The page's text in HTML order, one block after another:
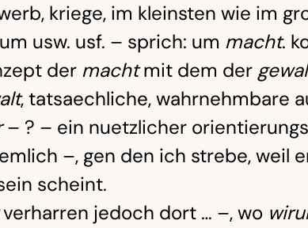
kriege, im kleinsten wie im
usw. usf. – sprich: um macht.
der machtmit dem der
, tatsaechliche, wahrnehmbare
– ? – ein nuetzlicher
–, gen den ich strebe, weil
scheint.
jedoch dort … –, wo